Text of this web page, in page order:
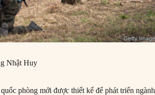
Nhật Huy
phòng mới được thiết kế để phát triển ngành